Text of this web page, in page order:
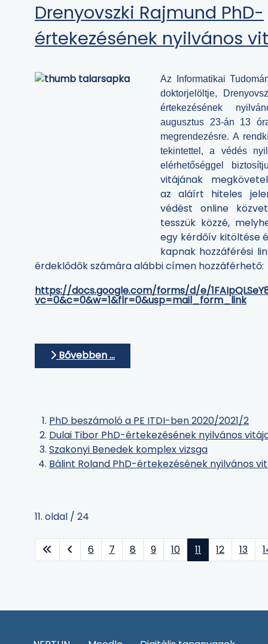
Drenyovszki Rajmund PhD-
értekezésének nyilvános
Az Informatikai
doktorjelöltje,
értekezésének
augusztus 23-án 13
megrendezésre. A
tekintettel, a védés
elérhetőséggel
vitájának
az aláírt hiteles
védést online
tesszük közzé,
egy kérdőív kitöltése
kapnak hozzáférési
érdeklődők számára alábbi címen hozzáférhető:
https://docs.google.com/forms/d/e/
vc=0&c=0&w=1&flr=0&usp=mail_form_link
Bővebben …
PhD beszámoló a PE ITDI-ben 2020/2021/2
Dulai Tibor PhD-értekezésének nyilvános
Szakonyi Benedek komplex vizsga
Bálint Roland PhD-értekezésének nyilvános
11. oldal / 24
6 7 8 9 10 11 12 13